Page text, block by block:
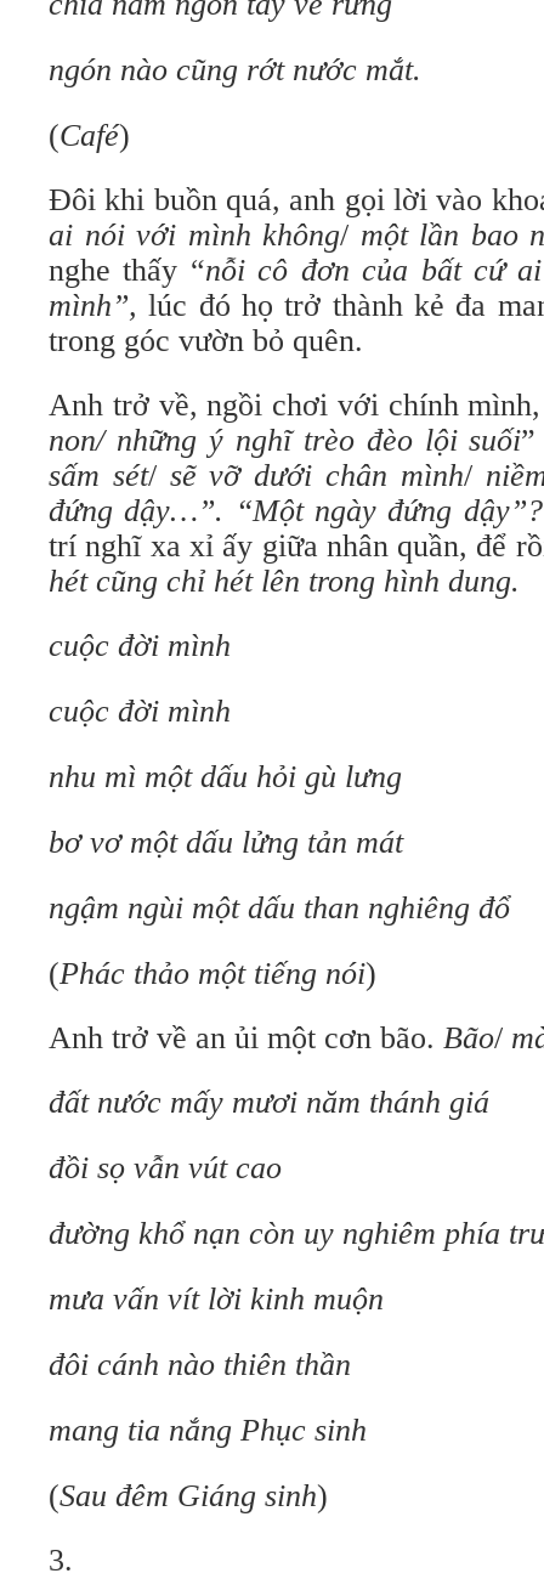
ngón nào cũng rớt nước mắt.
(Café)
Đôi khi buồn quá, anh gọi lời vào
ai nói với mình không/ một lần bao
nghe thấy “nỗi cô đơn của bất cứ
mình”,lúc đó họ trở thành kẻ đa
trong góc vườn bỏ quên.
Anh trở về, ngồi chơi với chính
non/ những ý nghĩ trèo đèo lội suối
sấm sét/ sẽ vỡ dưới chân mình/
đứng dậy…”. “Một ngày đứng
trí nghĩ xa xỉ ấy giữa nhân quần, để
hét cũng chỉ hét lên trong hình dung.
cuộc đời mình
cuộc đời mình
nhu mì một dấu hỏi gù lưng
bơ vơ một dấu lửng tản mát
ngậm ngùi một dấu than nghiêng đổ
(Phác thảo một tiếng nói)
Anh trở về an ủi một cơn bão. Bão/
đất nước mấy mươi năm thánh giá
đồi sọ vẫn vút cao
đường khổ nạn còn uy nghiêm phía
mưa vấn vít lời kinh muộn
đôi cánh nào thiên thần
mang tia nắng Phục sinh
(Sau đêm Giáng sinh)
3.